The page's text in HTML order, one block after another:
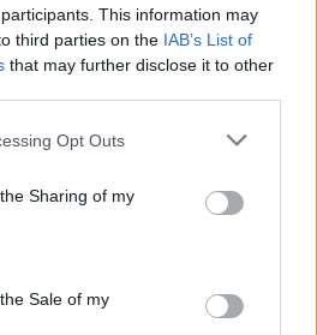
This information may
third parties on the IAB’s List of
that may further disclose it to other
Opt Outs
solo religiosa ma di ispirazione
la tradizione di Palagiano.
tuo smartphone
giorno le notizie della tua